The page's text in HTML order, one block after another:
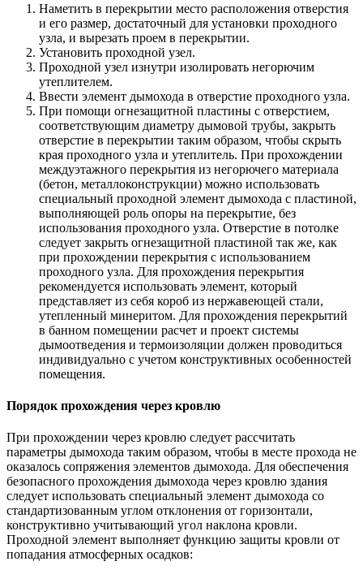
Наметить в перекрытии место расположения отверстия
и его размер, достаточный для установки проходного
узла, и вырезать проем в перекрытии.
Установить проходной узел.
Проходной узел изнутри изолировать негорючим
утеплителем.
Ввести элемент дымохода в отверстие проходного узла.
При помощи огнезащитной пластины с отверстием,
соответствующим диаметру дымовой трубы, закрыть
отверстие в перекрытии таким образом, чтобы скрыть
края проходного узла и утеплитель. При прохождении
междуэтажного перекрытия из негорючего материала
(бетон, металлоконструкции) можно использовать
специальный проходной элемент дымохода с пластиной,
выполняющей роль опоры на перекрытие, без
использования проходного узла. Отверстие в потолке
следует закрыть огнезащитной пластиной так же, как
при прохождении перекрытия с использованием
проходного узла. Для прохождения перекрытия
рекомендуется использовать элемент, который
представляет из себя короб из нержавеющей стали,
утепленный минеритом. Для прохождения перекрытий
в банном помещении расчет и проект системы
дымоотведения и термоизоляции должен проводиться
индивидуально с учетом конструктивных особенностей
помещения.
Порядок прохождения через кровлю
При прохождении через кровлю следует рассчитать
параметры дымохода таким образом, чтобы в месте прохода не
оказалось сопряжения элементов дымохода. Для обеспечения
безопасного прохождения дымохода через кровлю здания
следует использовать специальный элемент дымохода со
стандартизованным углом отклонения от горизонтали,
конструктивно учитывающий угол наклона кровли.
Проходной элемент выполняет функцию защиты кровли от
попадания атмосферных осадков: